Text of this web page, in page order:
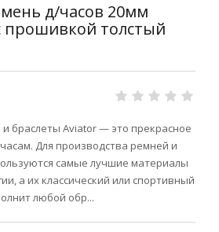
д/часов 20мм
прошивкой толстый
браслеты Aviator — это прекрасное
Для производства ремней и
самые лучшие материалы
а их классический или спортивный
любой обр...